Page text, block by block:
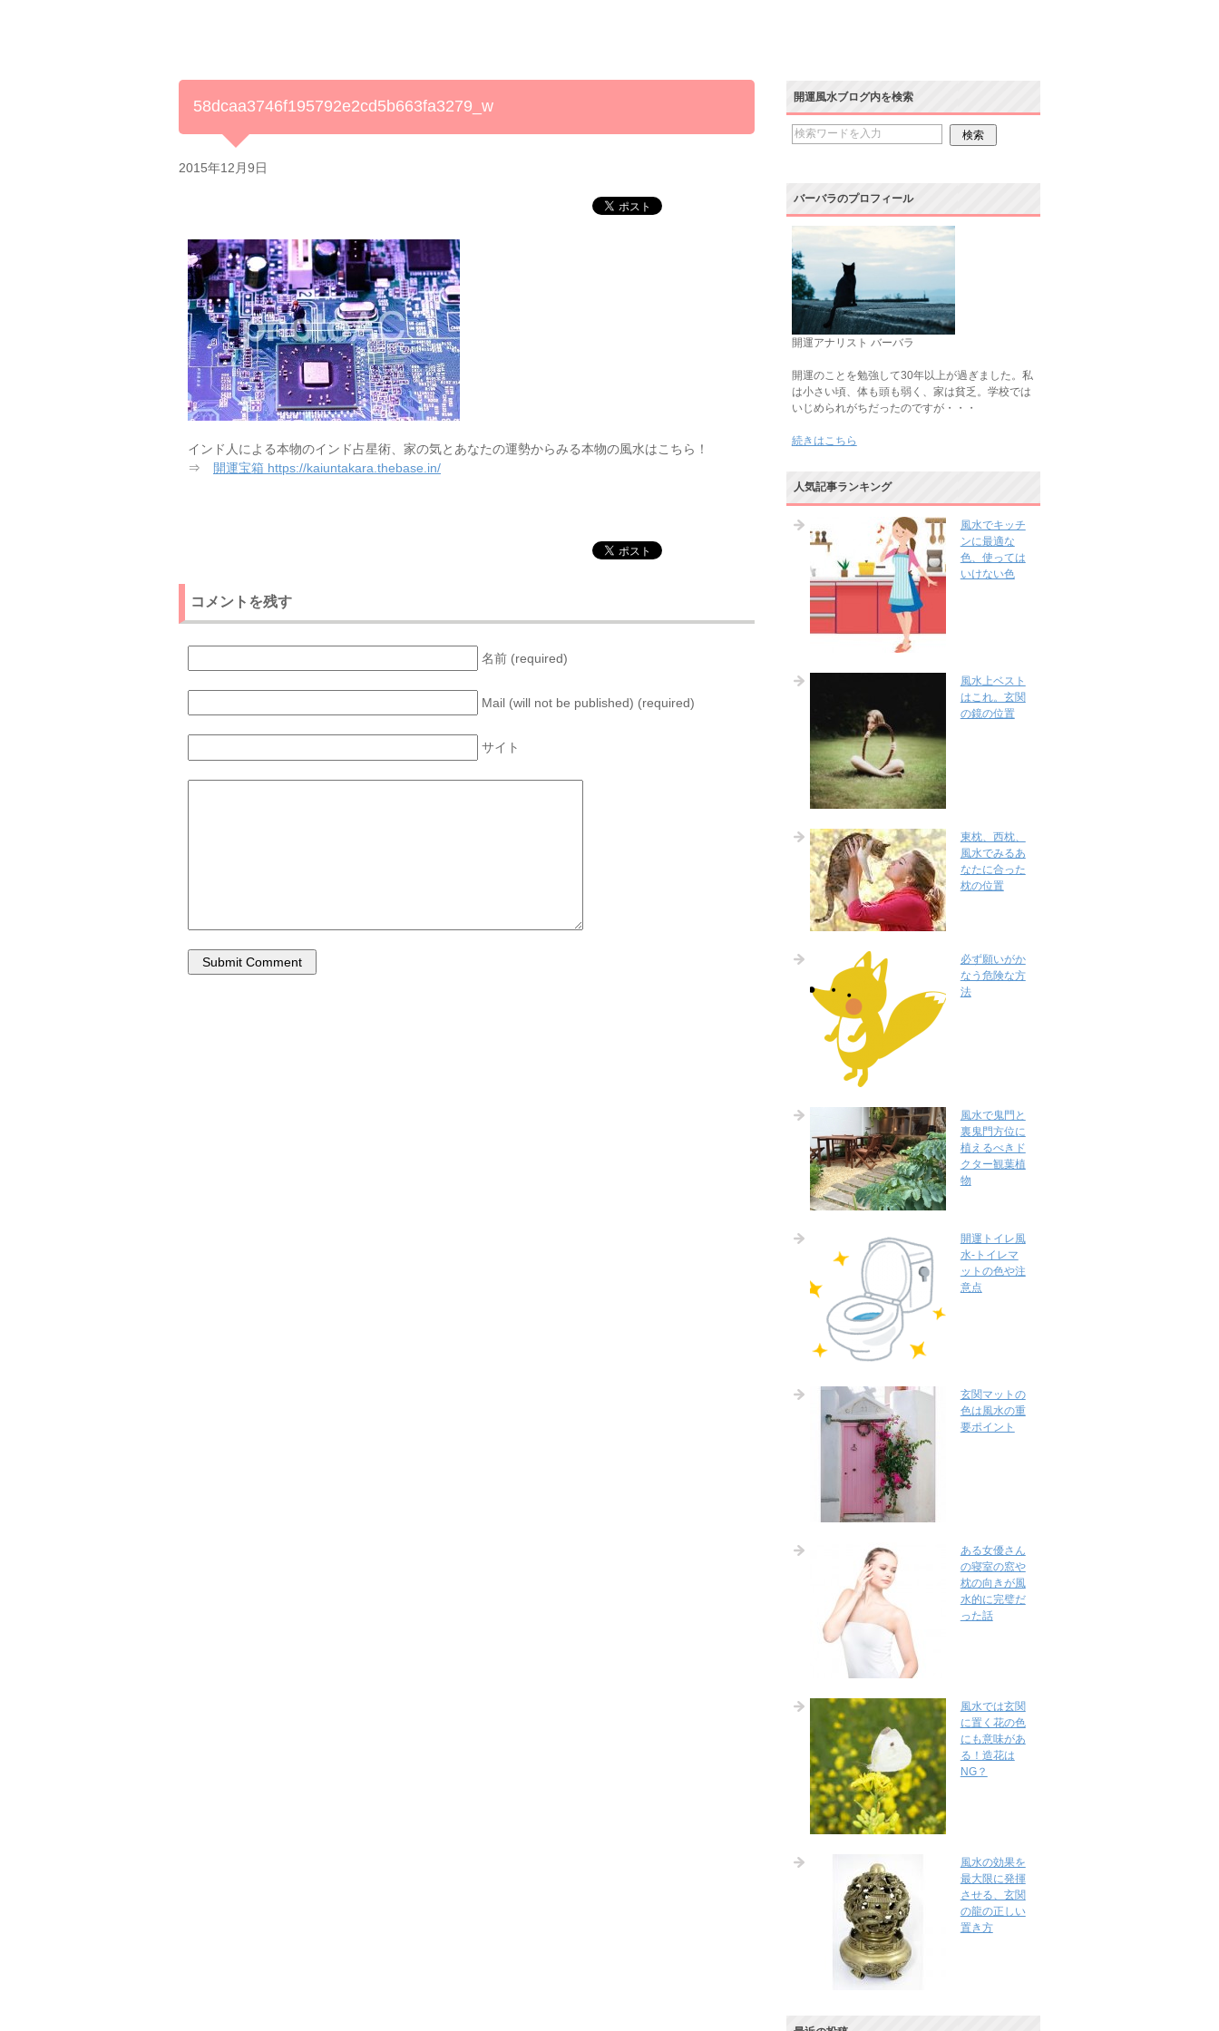
58dcaa3746f195792e2cd5b663fa3279_w
2015年12月9日
インド人による本物のインド占星術、家の気とあなたの運勢からみる本物の風水はこちら！
⇒ 開運宝箱 https://kaiuntakara.thebase.in/
コメントを残す
名前 (required)
Mail (will not be published) (required)
サイト
開運風水ブログ内を検索
バーバラのプロフィール
開運アナリスト バーバラ
開運のことを勉強して30年以上が過ぎました。私
は小さい頃、体も頭も弱く、家は貧乏。学校では
いじめられがちだったのですが・・・
続きはこちら
人気記事ランキング
風水でキッチ
ンに最適な
色、使っては
いけない色
風水上ベスト
はこれ。玄関
の鏡の位置
東枕、西枕、
風水でみるあ
なたに合った
枕の位置
必ず願いがか
なう危険な方
法
風水で鬼門と
裏鬼門方位に
植えるべきド
クター観葉植
物
開運トイレ風
水-トイレマ
ットの色や注
意点
玄関マットの
色は風水の重
要ポイント
ある女優さん
の寝室の窓や
枕の向きが風
水的に完璧だ
った話
風水では玄関
に置く花の色
にも意味があ
る！造花は
NG？
風水の効果を
最大限に発揮
させる、玄関
の龍の正しい
置き方